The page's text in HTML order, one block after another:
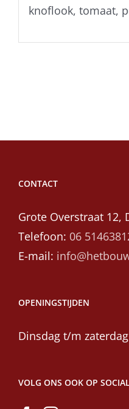
knoflook, tomaat,
CONTACT
Grote Overstraat 12,
Telefoon: 06
E-mail:
OPENINGSTIJDEN
Dinsdag t/m
VOLG ONS OOK OP